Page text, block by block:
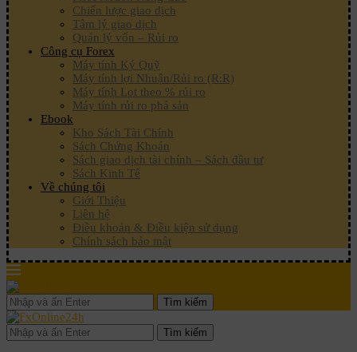
Chiến lược giao dịch
Tâm lý giao dịch
Quản lý vốn – Rủi ro
Công cụ Forex
Máy tính Ký Quỹ
Máy tính lợi Nhuận/Rủi ro (R:R)
Máy tính Lot theo % rủi ro
Máy tính rủi ro phá sản
Ebook
Kho Sách Tài Chính
Sách Chứng Khoán
Sách giao dịch tài chính – Sách đầu tư
Sách Kinh Tế
Về chúng tôi
Giới Thiệu
Liên hệ
Điều khoản & Điều kiện sử dụng
Chính sách bảo mật
Tìm kiếm
Tìm kiếm